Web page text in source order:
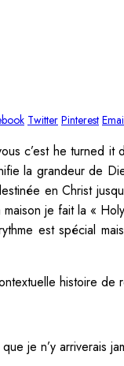
Twitter Pinterest
c’est he turned
la grandeur de
en Christ
je fait la «
est spécial
histoire
je n’y arriverais